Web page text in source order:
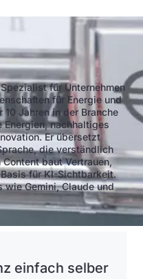
für Unternehmen
für Energie und
Jahren in der Branche
Energien, nachhaltiges
Er übersetzt
die verständlich
baut Vertrauen,
für KI-Sichtbarkeit.
wie Gemini, Claude und
einfach selber